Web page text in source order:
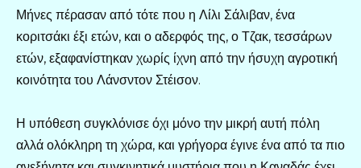
Μήνες πέρασαν από τότε που η Λίλι Σάλιβαν, ένα
κοριτσάκι έξι ετών, και ο αδερφός της, ο Τζακ, τεσσάρων
ετών, εξαφανίστηκαν χωρίς ίχνη από την ήσυχη αγροτική
κοινότητα του Λάνσντον Στέισον.
Η υπόθεση συγκλόνισε όχι μόνο την μικρή αυτή πόλη
αλλά ολόκληρη τη χώρα, και γρήγορα έγινε ένα από τα πιο